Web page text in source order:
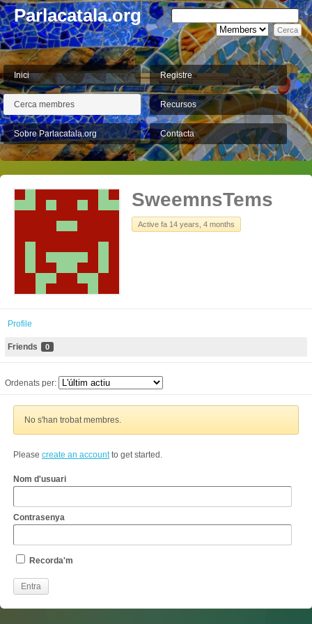
Parlacatala.org
Inici Registre
Cerca membres Recursos
Sobre Parlacatala.org Contacta
SweemnsTems
Active fa 14 years, 4 months
Profile
Friends 0
Ordenats per:
No s'han trobat membres.
Please create an accountto get started.
Nom d'usuari
Contrasenya
Recorda'm